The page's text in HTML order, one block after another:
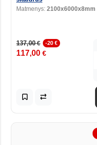
Matmenys: 2100x6000x8mm
137,00€ -20 €
117,00 €